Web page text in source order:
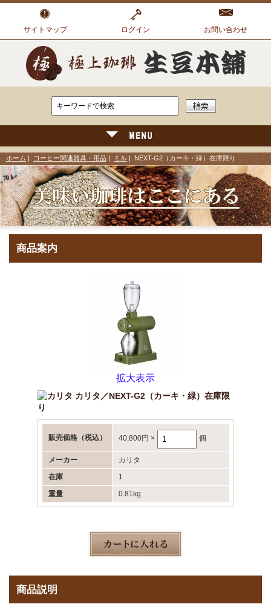
サイトマップ ログイン お問い合わせ
ホーム コーヒー関連器具・用品 ミル | NEXT-G2（カーキ・緑）在庫限り
商品案内
拡大表示
カリタ／NEXT-G2（カーキ・緑）在庫限
り
販売価格（税込） 40,800円 × 個
メーカー
カリタ
在庫
1
重量
0.81kg
商品説明